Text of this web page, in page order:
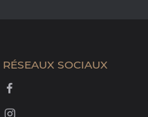
RÉSEAUX SOCIAUX